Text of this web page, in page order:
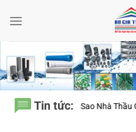
qua
Tin tức:
Nhà Thầu Chuyên Nghiệp Luôn